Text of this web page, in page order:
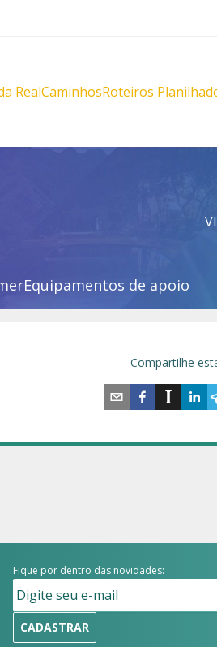
RealCaminhosRoteiros
Equipamentos de apoio
Compartilhe
Fique por dentro das novidades:
CADASTRAR